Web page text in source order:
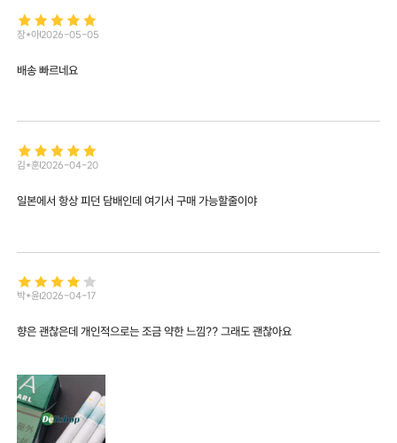
장*아2026-05-05
배송 빠르네요
김*훈2026-04-20
일본에서 항상 피던 담배인데 여기서 구매 가능할줄이야
박*윤2026-04-17
향은 괜찮은데 개인적으로는 조금 약한 느낌?? 그래도 괜찮아요